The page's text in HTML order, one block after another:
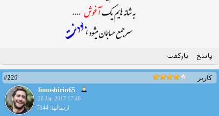
پاسخ بازگفت
کاربر
#226
limoshirin65
26 Jan 2017 17:46
ارسالها: 7144